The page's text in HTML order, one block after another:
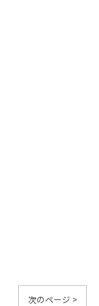
次のページ >